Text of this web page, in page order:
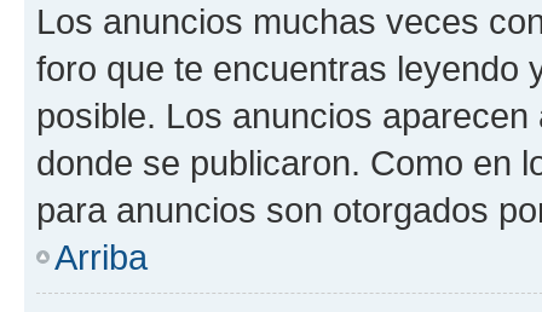
Los anuncios muchas veces
foro que te encuentras leyendo
posible. Los anuncios
donde se publicaron. Como en
para anuncios son otorgados
Arriba